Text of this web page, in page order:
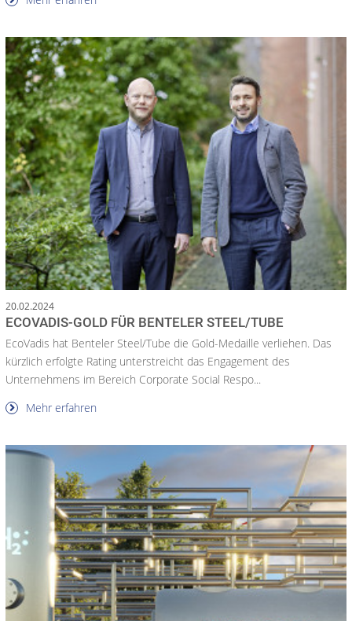
20.02.2024
ECOVADIS-GOLD FÜR BENTELER STEEL/TUBE
EcoVadis hat Benteler Steel/Tube die Gold-Medaille verliehen. Das
kürzlich erfolgte Rating unterstreicht das Engagement des
Unternehmens im Bereich Corporate Social Respo...
Mehr erfahren